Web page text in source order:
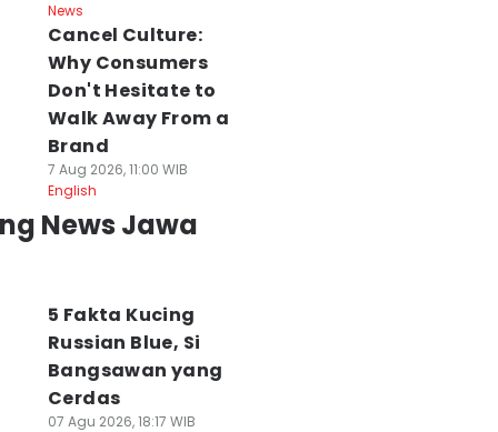
News
Cancel Culture:
Why Consumers
Don't Hesitate to
Walk Away From a
Brand
7 Aug 2026, 11:00 WIB
English
News Jawa
5 Fakta Kucing
Russian Blue, Si
Bangsawan yang
Cerdas
07 Agu 2026, 18:17 WIB